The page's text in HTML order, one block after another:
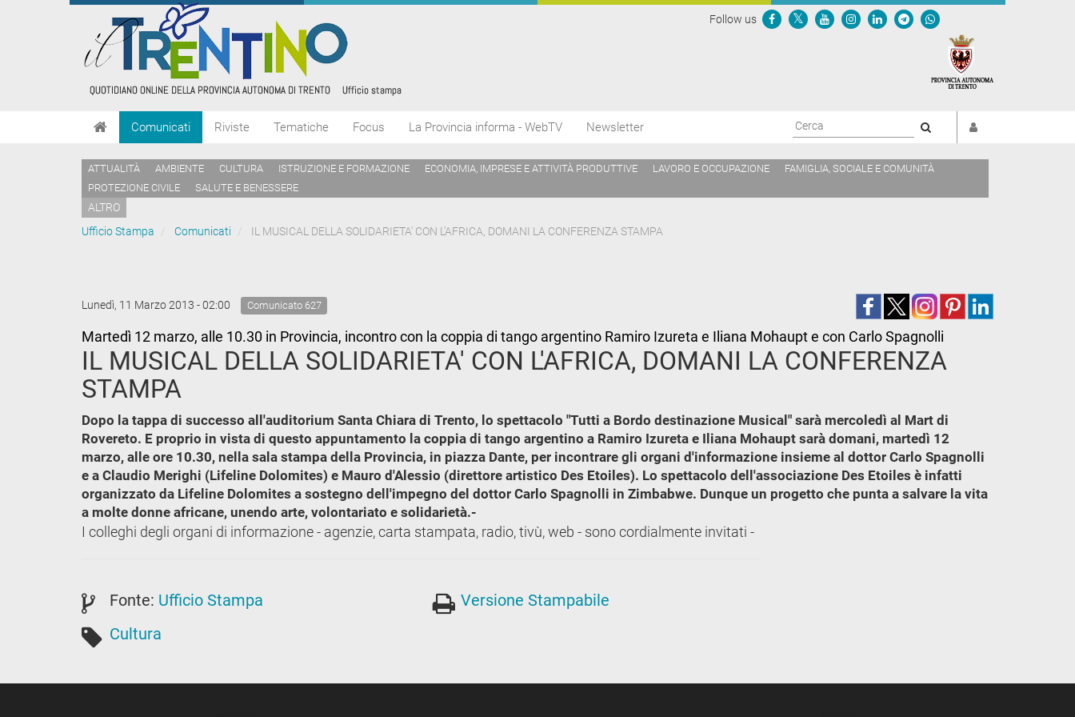
Follow us
Comunicati Riviste Tematiche Focus La Provincia informa - WebTV Newsletter
ATTUALITÀ AMBIENTE CULTURA ISTRUZIONE E FORMAZIONE ECONOMIA, IMPRESE E ATTIVITÀ PRODUTTIVE LAVORO E OCCUPAZIONE
FAMIGLIA, SOCIALE E COMUNITÀ
PROTEZIONE CIVILE
SALUTE E BENESSERE
ALTRO
Ufficio Stampa
Comunicati IL MUSICAL DELLA SOLIDARIETA' CON L'AFRICA, DOMANI LA CONFERENZA STAMPA
Lunedì, 11 Marzo 2013 - 02:00 Comunicato 627
Martedì 12 marzo, alle 10.30 in Provincia, incontro con la coppia di tango argentino Ramiro Izureta e Iliana Mohaupt e con Carlo Spagnolli
IL MUSICAL DELLA SOLIDARIETA' CON L'AFRICA, DOMANI LA CONFERENZA
STAMPA
Dopo la tappa di successo all'auditorium Santa Chiara di Trento, lo spettacolo "Tutti a Bordo destinazione Musical" sarà mercoledì al Mart di
Rovereto. E proprio in vista di questo appuntamento la coppia di tango argentino a Ramiro Izureta e Iliana Mohaupt sarà domani, martedì 12
marzo, alle ore 10.30, nella sala stampa della Provincia, in piazza Dante, per incontrare gli organi d'informazione insieme al dottor Carlo Spagnolli
e a Claudio Merighi (Lifeline Dolomites) e Mauro d'Alessio (direttore artistico Des Etoiles). Lo spettacolo dell'associazione Des Etoiles è infatti
organizzato da Lifeline Dolomites a sostegno dell'impegno del dottor Carlo Spagnolli in Zimbabwe. Dunque un progetto che punta a salvare la vita
a molte donne africane, unendo arte, volontariato e solidarietà.-
I colleghi degli organi di informazione - agenzie, carta stampata, radio, tivù, web - sono cordialmente invitati -
Fonte: Ufficio Stampa
Cultura
Versione Stampabile